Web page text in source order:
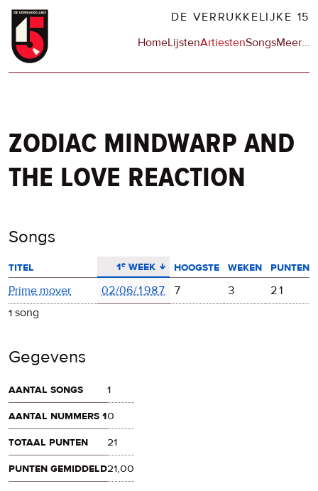
Overslaan
naar
DE VERRUKKELIJKE 15
Hoofdnavigatie
HomeLijstenArtiestenSongsMeerop
…
zodiac mindwarp and
the love reaction
Songs
titel 1ᵉ week
aflopend sorteren hoogste weken
punten
Prime mover
02/06/1987 7 3
21
1 song
Gegevens
aantal songs
1
aantal nummers 10
totaal punten
21
punten gemiddeld21,00